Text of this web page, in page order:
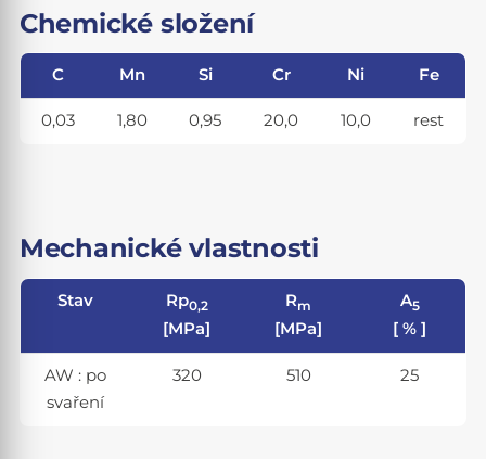
Chemické složení
C Mn Si Cr Ni Fe
0,03 1,80 0,95 20,0 10,0 rest
Mechanické vlastnosti
Stav Rp0,2
[MPa]
Rm
[MPa]
A5
[ % ]
AW : po
svaření
320 510 25